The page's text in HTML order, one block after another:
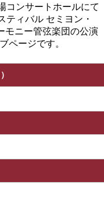
コンサートホールにて
ティバル セミヨン・
モニー管弦楽団の公演
ページです。